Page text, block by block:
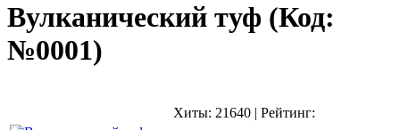
Вулканический туф (Код:
№0001)
Хиты: 21640 | Рейтинг: